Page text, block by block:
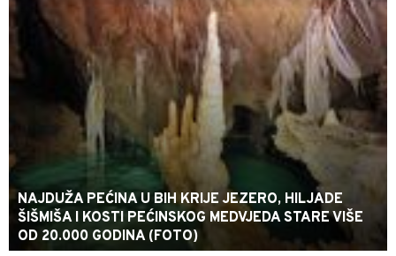
NAJDUŽA PEĆINA U BIH KRIJE JEZERO, HILJADE
ŠIŠMIŠA I KOSTI PEĆINSKOG MEDVJEDA STARE VIŠE
OD 20.000 GODINA (FOTO)